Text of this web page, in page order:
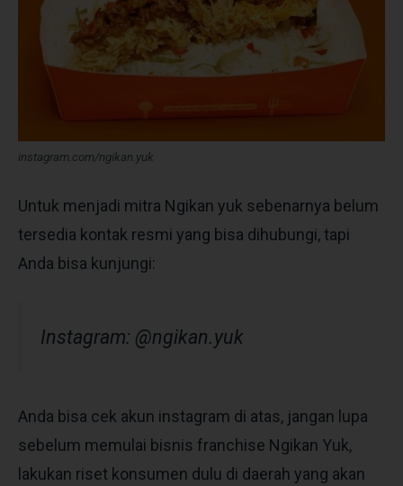
instagram.com/ngikan.yuk
Untuk menjadi mitra Ngikan yuk sebenarnya belum
tersedia kontak resmi yang bisa dihubungi, tapi
Anda bisa kunjungi:
Instagram: @ngikan.yuk
Anda bisa cek akun instagram di atas, jangan lupa
sebelum memulai bisnis franchise Ngikan Yuk,
lakukan riset konsumen dulu di daerah yang akan